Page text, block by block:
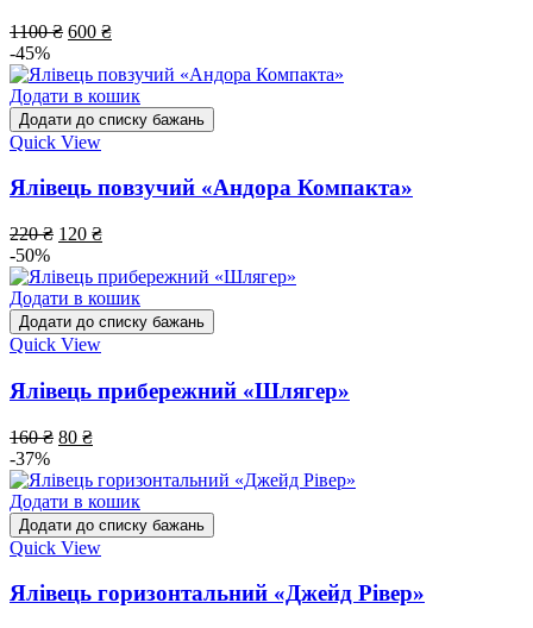
1100₴ 600 ₴
-45%
Додати в кошик
Додати до списку бажань
Quick View
Ялівець повзучий «Андора Компакта»
220₴ 120 ₴
-50%
Додати в кошик
Додати до списку бажань
Quick View
Ялівець прибережний «Шлягер»
160₴ 80 ₴
-37%
Додати в кошик
Додати до списку бажань
Quick View
Ялівець горизонтальний «Джейд Рівер»